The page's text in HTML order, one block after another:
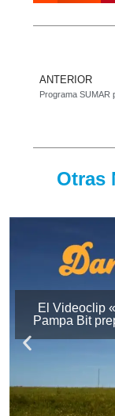
ANTERIOR
Otras
El Videoclip
Pampa Bit